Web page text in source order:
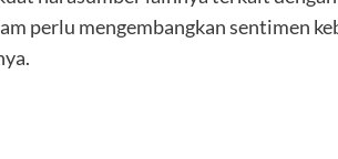
perlu mengembangkan sentimen